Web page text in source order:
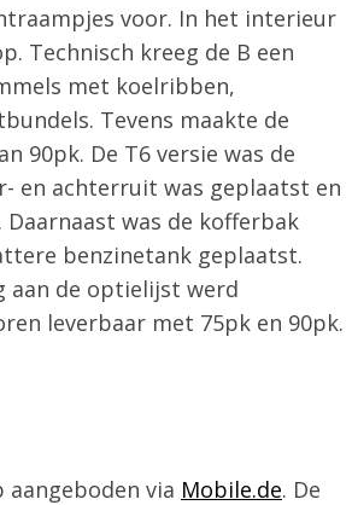
voor. In het interieur
Technisch kreeg de B een
met koelribben,
Tevens maakte de
90pk. De T6 versie was de
en achterruit was geplaatst en
was de kofferbak
benzinetank geplaatst.
aan de optielijst werd
leverbaar met 75pk en 90pk.
aangeboden via Mobile.de. De